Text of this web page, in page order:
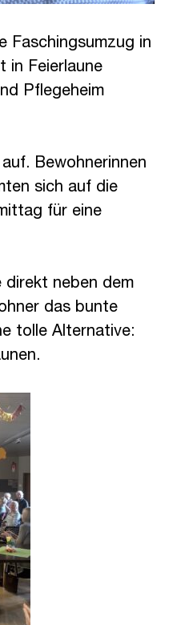
Faschingsumzug in
in Feierlaune
Pflegeheim
Bewohnerinnen
sich auf die
für eine
direkt neben dem
das bunte
tolle Alternative: